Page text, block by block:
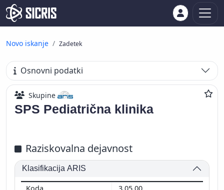
Novo iskanje Zadetek
Osnovni podatki
Skupine
SPS Pediatrična klinika
Raziskovalna dejavnost
Klasifikacija ARIS